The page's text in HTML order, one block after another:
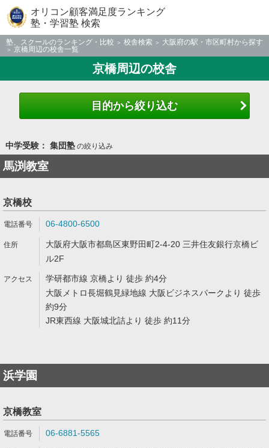
オリコン顧客満足度ランキング
塾・学習塾 検索
塾、スクールのランキング・比較 校舎検索
大阪府の駅・市区町村から探す
京橋周辺の校舎一覧
京橋周辺の校舎
目的から絞り込む
中学受験： 集団塾の絞り込み
馬渕教室
京橋校
06-4800-6500
大阪府大阪市都島区東野田町2-4-20 三井住友銀行京橋ビ
ル2F
学研都市線 京橋より 徒歩 約4分
大阪メトロ長堀鶴見緑地線 大阪ビジネスパークより 徒歩
約9分
JR東西線 大阪城北詰より 徒歩 約11分
浜学園
京橋教室
06-6881-5565